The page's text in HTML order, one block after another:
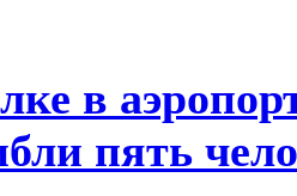
в
пять